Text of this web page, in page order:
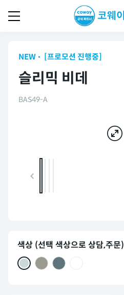
NEW [프로모션 진행중]
슬리믹 비데
BAS49-A
색상 (선택 색상으로 상담,주문)